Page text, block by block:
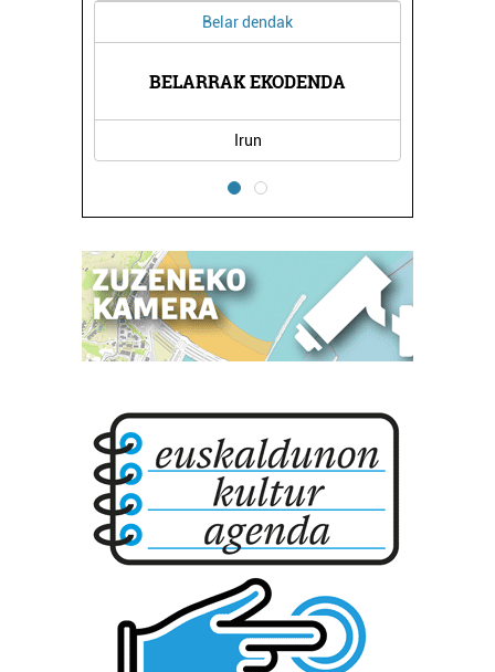
Belar dendak
BELARRAK EKODENDA
Irun